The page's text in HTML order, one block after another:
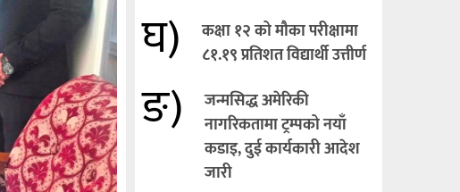
घ)
कक्षा १२ को मौका परीक्षामा
८१.१९ प्रतिशत विद्यार्थी उत्तीर्ण
ङ)
जन्मसिद्ध अमेरिकी
नागरिकतामा ट्रम्पको नयाँ
कडाइ, दुई कार्यकारी आदेश
जारी